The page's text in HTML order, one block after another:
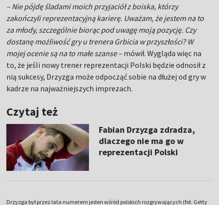
– Nie pójdę śladami moich przyjaciół z boiska, którzy
zakończyli reprezentacyjną karierę. Uważam, że jestem na to
za młody, szczególnie biorąc pod uwagę moją pozycję. Czy
dostanę możliwość gry u trenera Grbicia w przyszłości? W
mojej ocenie są na to małe szanse – mówił. Wygląda więc na
to, że jeśli nowy trener reprezentacji Polski będzie odnosił z
nią sukcesy, Drzyzga może odpocząć sobie na dłużej od gry w
kadrze na najważniejszych imprezach.
Czytaj też
Fabian Drzyzga zdradza,
dlaczego nie ma go w
reprezentacji Polski
Drzyzga był przez lata numerem jeden wśród polskich rozgrywających (fot. Getty